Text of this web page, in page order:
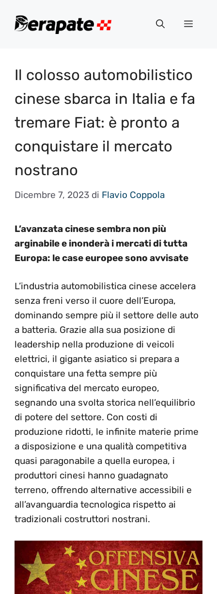
Menu
Il colosso automobilistico
cinese sbarca in Italia e fa
tremare Fiat: è pronto a
conquistare il mercato
nostrano
Dicembre 7, 2023 di Flavio Coppola
L’avanzata cinese sembra non più
arginabile e inonderà i mercati di tutta
Europa: le case europee sono avvisate
L’industria automobilistica cinese accelera
senza freni verso il cuore dell’Europa,
dominando sempre più il settore delle auto
a batteria. Grazie alla sua posizione di
leadership nella produzione di veicoli
elettrici, il gigante asiatico si prepara a
conquistare una fetta sempre più
significativa del mercato europeo,
segnando una svolta storica nell’equilibrio
di potere del settore. Con costi di
produzione ridotti, le infinite materie prime
a disposizione e una qualità competitiva
quasi paragonabile a quella europea, i
produttori cinesi hanno guadagnato
terreno, offrendo alternative accessibili e
all’avanguardia tecnologica rispetto ai
tradizionali costruttori nostrani.